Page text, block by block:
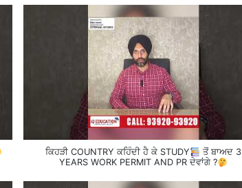
ਕਿਹੜੀ COUNTRY ਕਹਿੰਦੀ ਹੈ ਕੇ STUDY
ਤੋਂ ਬਾਅਦ 3
YEARS WORK PERMIT AND PR ਦੇਵਾਂਗੇ ?